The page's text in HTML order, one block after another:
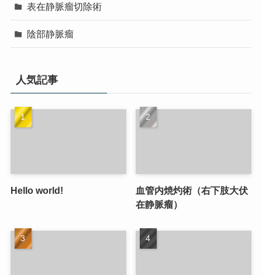
表在静脈瘤切除術
陰部静脈瘤
人気記事
Hello world!
血管内焼灼術（右下肢大伏
在静脈瘤）